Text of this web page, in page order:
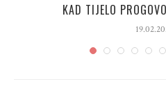
KAD TIJELO